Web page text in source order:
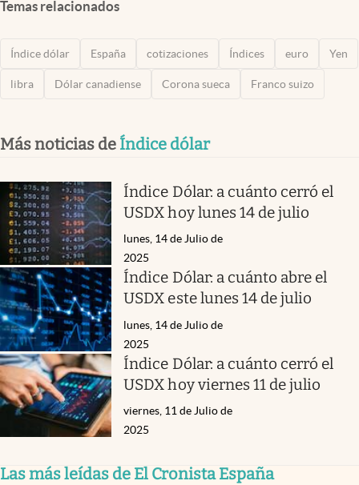
Temas relacionados
Índice dólar España cotizaciones Índices euro Yen
libra Dólar canadiense Corona sueca Franco suizo
Más noticias de Índice dólar
Índice Dólar: a cuánto cerró el
USDX hoy lunes 14 de julio
lunes, 14 de Julio de
2025
Índice Dólar: a cuánto abre el
USDX este lunes 14 de julio
lunes, 14 de Julio de
2025
Índice Dólar: a cuánto cerró el
USDX hoy viernes 11 de julio
viernes, 11 de Julio de
2025
Las más leídas de El Cronista España